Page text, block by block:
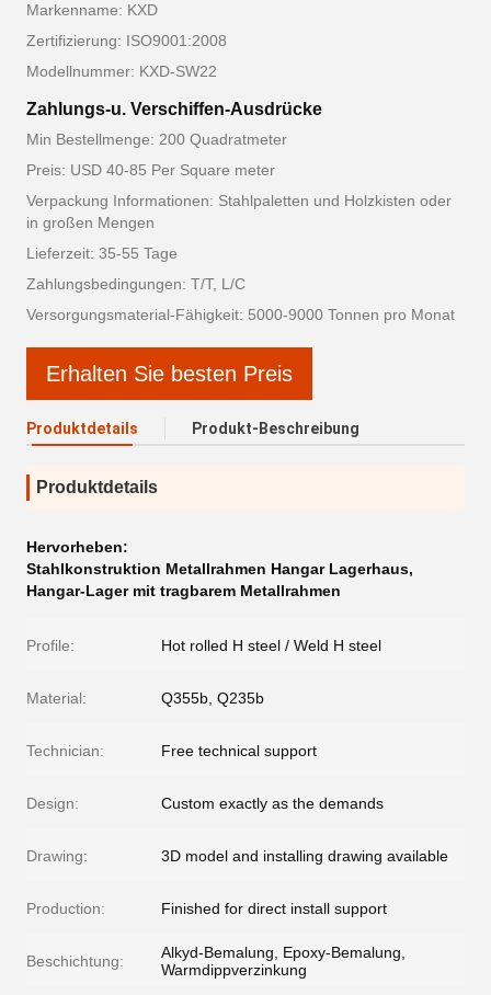
Markenname: KXD
Zertifizierung: ISO9001:2008
Modellnummer: KXD-SW22
Zahlungs-u. Verschiffen-Ausdrücke
Min Bestellmenge: 200 Quadratmeter
Preis: USD 40-85 Per Square meter
Verpackung Informationen: Stahlpaletten und Holzkisten oder
in großen Mengen
Lieferzeit: 35-55 Tage
Zahlungsbedingungen: T/T, L/C
Versorgungsmaterial-Fähigkeit: 5000-9000 Tonnen pro Monat
Erhalten Sie besten Preis
Produktdetails Produkt-Beschreibung
Produktdetails
Hervorheben:
Stahlkonstruktion Metallrahmen Hangar Lagerhaus,
Hangar-Lager mit tragbarem Metallrahmen
Profile: Hot rolled H steel / Weld H steel
Material: Q355b, Q235b
Technician: Free technical support
Design: Custom exactly as the demands
Drawing: 3D model and installing drawing available
Production: Finished for direct install support
Beschichtung:
Alkyd-Bemalung, Epoxy-Bemalung,
Warmdippverzinkung